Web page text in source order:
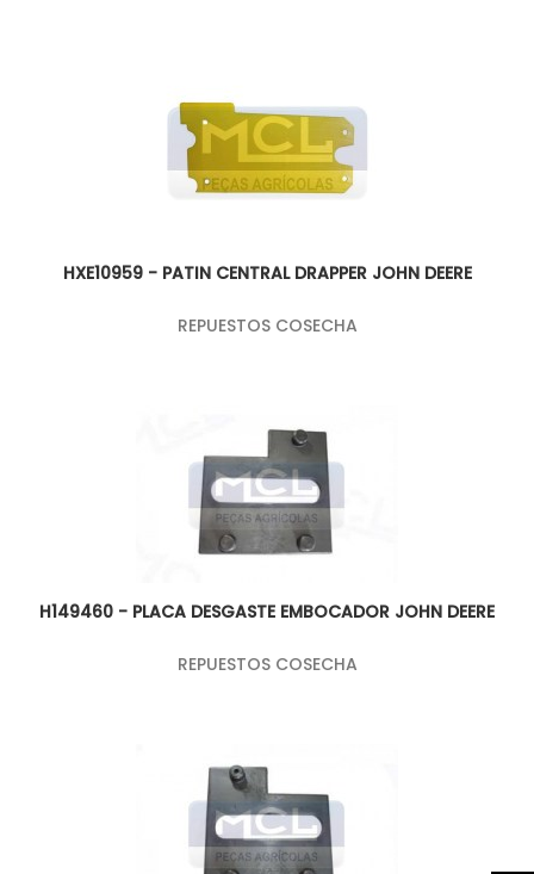
HXE10959 - PATIN CENTRAL DRAPPER JOHN DEERE
REPUESTOS COSECHA
H149460 - PLACA DESGASTE EMBOCADOR JOHN DEERE
REPUESTOS COSECHA